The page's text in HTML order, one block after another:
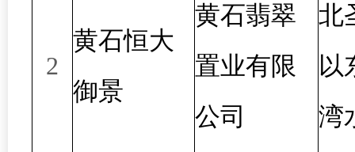
2
黄石恒大
御景
黄石翡翠
置业有限
公司
北
以
湾